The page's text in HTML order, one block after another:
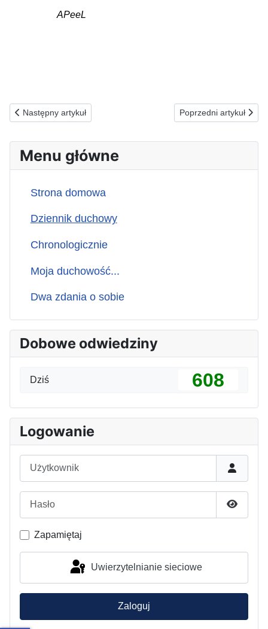
APeeL
Poprzednia strona: 22.01.2026(c) ZA TYCH, KTÓRZY ZAUFALI
Następny artykuł Następna strona:
Poprzedni artykuł
Menu główne
Strona domowa
Dziennik duchowy
Chronologicznie
Moja duchowość...
Dwa zdania o sobie
Dobowe odwiedziny
Dziś 608
Logowanie
Pokaż
Zapamiętaj
Uwierzytelnianie sieciowe
Zaloguj